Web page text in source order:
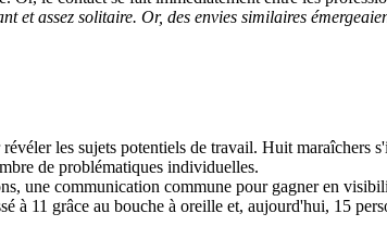
et assez solitaire. Or, des envies similaires
les sujets potentiels de travail. Huit maraîchers
de problématiques individuelles.
une communication commune pour gagner en
à 11 grâce au bouche à oreille et, aujourd'hui, 15